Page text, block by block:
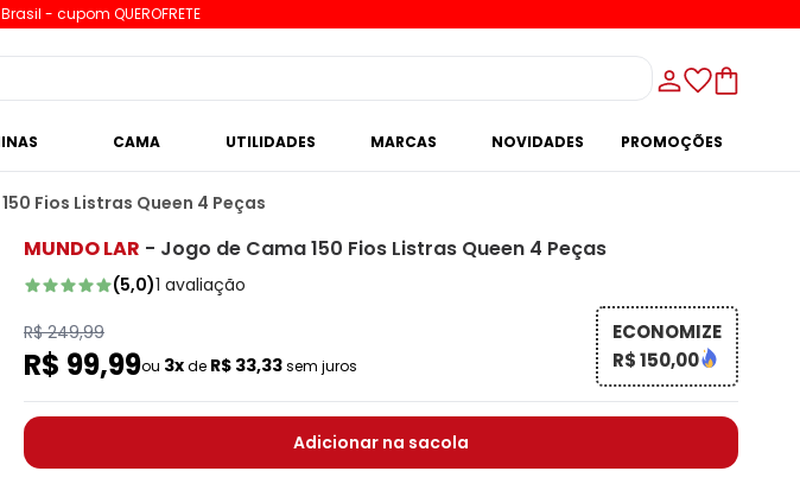
- cupom QUEROFRETE
CAMA UTILIDADES MARCAS NOVIDADES PROMOÇÕES
Fios Listras Queen 4 Peças
MUNDO LAR - Jogo de Cama 150 Fios Listras Queen 4 Peças
(5,0)1 avaliação
R$ 249,99
R$ 99,99ou 3xde R$ 33,33sem juros
ECONOMIZE
R$ 150,00
Adicionar na sacola